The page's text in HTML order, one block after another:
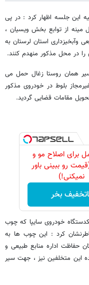
این جلسه اظهار کرد : در پی
مینه از توابع بخش ویسیان ،
وآبخیزداری استان لرستان به
در محل مذکور منهدم کنند.
همان روستا زغال حمل می
: تعداد ۹۰ بسته زغال غیرمجاز بلوط در خودروی مذکور
مقامات قضایی گردید.
برای اصلاح مو و
رو ببینی باور
نمیکنی!)
بخر
خودروی سایپا که چوب
کرد : این چوب ها به
اداره منابع طبیعی و
این متخلفین نیز ، جهت سیر